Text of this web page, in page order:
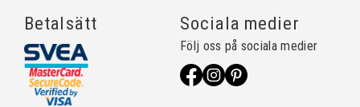
Betalsätt Sociala medier
Följ oss på sociala medier